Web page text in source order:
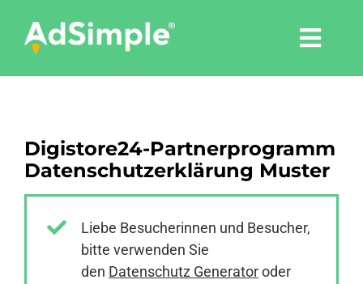
content
Tools
Pressemitteilungen
Digistore24-Partnerprogramm
Datenschutzerklärung Muster
Liebe Besucherinnen und Besucher,
bitte verwenden Sie
den Datenschutz Generatoroder